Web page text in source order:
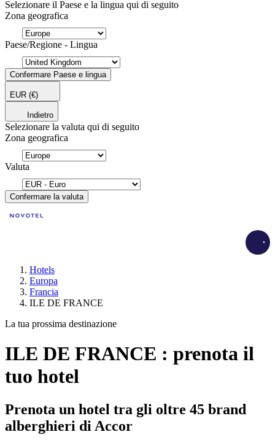
Selezionare il Paese e la lingua qui di seguito
Zona geografica
Paese/Regione - Lingua
Confermare Paese e lingua
EUR (€)
Indietro
Selezionare la valuta qui di seguito
Zona geografica
Valuta
Confermare la valuta
Hotels
Europa
Francia
ILE DE FRANCE
La tua prossima destinazione
ILE DE FRANCE : prenota il
tuo hotel
Prenota un hotel tra gli oltre 45 brand
alberghieri di Accor